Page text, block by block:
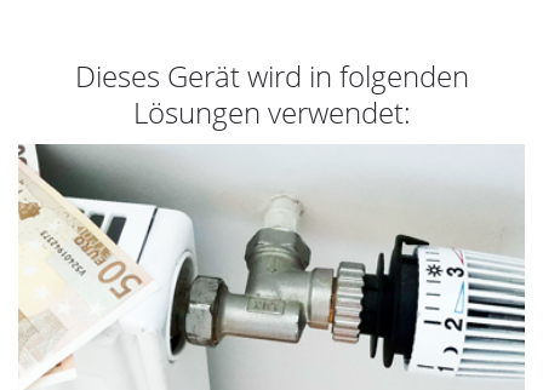
Dieses Gerät wird in folgenden
Lösungen verwendet: